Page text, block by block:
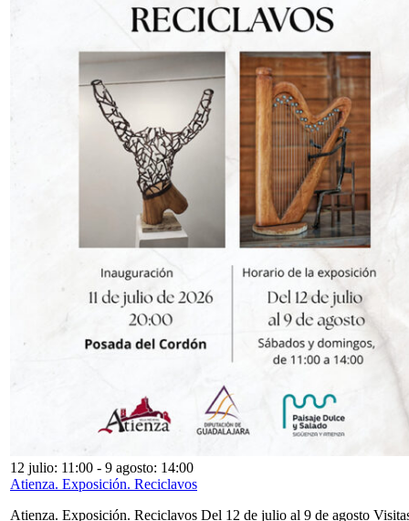
12 julio: 11:00 - 9 agosto: 14:00
Atienza. Exposición. Reciclavos
Atienza. Exposición. Reciclavos Del 12 de julio al 9 de agosto